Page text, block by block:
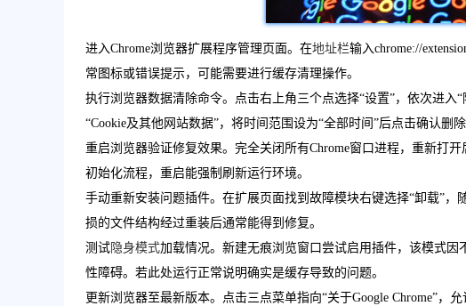
进入Chrome浏览器扩展程序管理页面。在地址栏输入chrome://
常图标或错误提示，可能需要进行缓存清理操作。
执行浏览器数据清除命令。点击右上角三个点选择“设置”，依次进入“
“Cookie及其他网站数据”，将时间范围设为“全部时间”后点击确认删
重启浏览器验证修复效果。完全关闭所有Chrome窗口进程，重新打
初始化流程，重启能强制刷新运行环境。
手动重新安装问题插件。在扩展页面找到故障模块右键选择“卸载”
损的文件结构经过重装后通常能得到修复。
测试隐身模式加载情况。新建无痕浏览窗口尝试启用插件，该模式
性障碍。若此处运行正常说明确实是缓存导致的问题。
更新浏览器至最新版本。点击三点菜单指向“关于Google Chrome”